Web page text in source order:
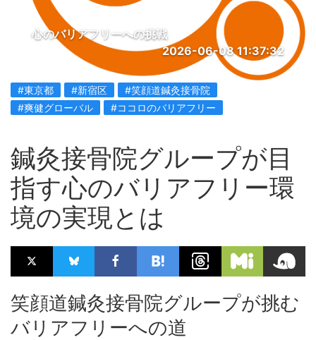
心のバリアフリーへの挑戦
2026-06-08 11:37:32
#東京都 #新宿区
#笑顔道鍼灸接骨院
#爽健グローバル
#ココロのバリアフリー
鍼灸接骨院グループが目
指す心のバリアフリー環
境の実現とは
笑顔道鍼灸接骨院グループが挑む
バリアフリーへの道